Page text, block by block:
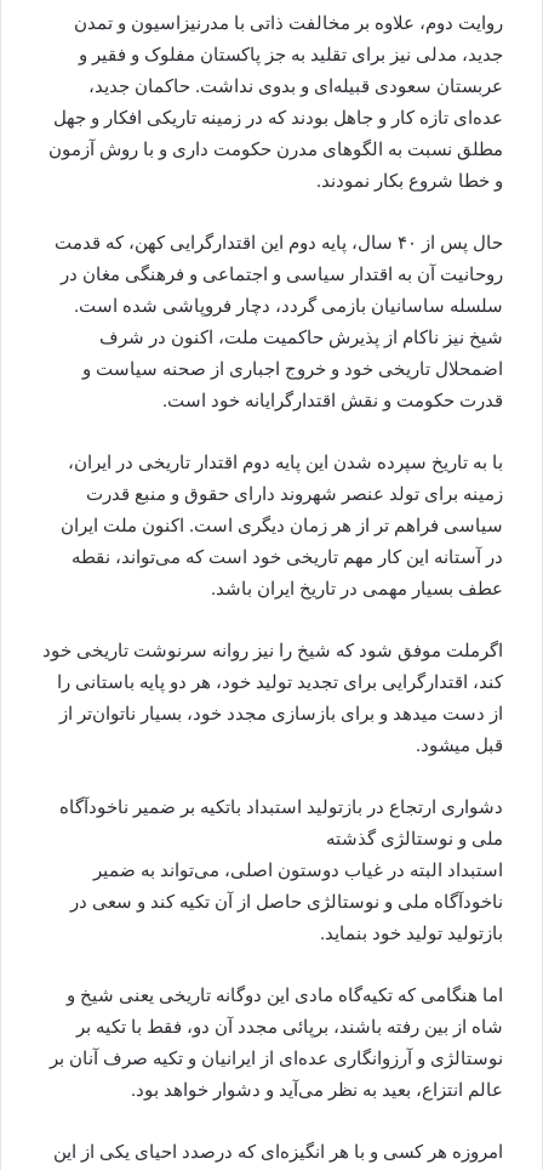
روایت دوم، علاوه بر مخالفت ذاتی با مدرنیزاسیون و تمدن
جدید، مدلی نیز برای تقلید به جز پاکستان مفلوک و فقیر و
عربستان سعودی قبیله‌ای و بدوی نداشت. حاکمان جدید،
عده‌ای تازه کار و جاهل بودند که در زمینه تاریکی افکار و جهل
مطلق نسبت به الگوهای مدرن حکومت داری و با روش آزمون
و خطا شروع بکار نمودند.
حال پس از ۴۰ سال، پایه دوم این اقتدارگرایی کهن، که قدمت
روحانیت آن به اقتدار سیاسی و اجتماعی و فرهنگی مغان در
سلسله ساسانیان بازمی گردد، دچار فروپاشی شده است.
شیخ نیز ناکام از پذیرش حاکمیت ملت، اکنون در شرف
اضمحلال تاریخی خود و خروج اجباری از صحنه سیاست و
قدرت حکومت و نقش اقتدارگرایانه خود است.
با به تاریخ سپرده شدن این پایه دوم اقتدار تاریخی در ایران،
زمینه برای تولد عنصر شهروند دارای حقوق و منبع قدرت
سیاسی فراهم تر از هر زمان دیگری است. اکنون ملت ایران
در آستانه این کار مهم تاریخی خود است که می‌تواند، نقطه
عطف بسیار مهمی در تاریخ ایران باشد.
اگرملت موفق شود که شیخ را نیز روانه سرنوشت تاریخی‌ خود
کند، اقتدارگرایی برای تجدید تولید خود، هر دو پایه باستانی را
از دست میدهد و برای بازسازی مجدد خود، بسیار ناتوان‌تر از
قبل میشود.
دشواری ارتجاع در بازتولید استبداد باتکیه بر ضمیر ناخودآگاه
ملی و نوستالژی گذشته
استبداد البته در غیاب دوستون اصلی، می‌تواند به ضمیر
ناخودآگاه ملی و نوستالژی حاصل از آن تکیه کند و سعی در
بازتولید تولید خود بنماید.
اما هنگامی که تکیه‌گاه مادی این دوگانه تاریخی یعنی شیخ و
شاه از بین رفته‌ باشند، برپائی مجدد آن دو، فقط با تکیه بر
نوستالژی و آرزوانگاری عده‌ای از ایرانیان و تکیه صرف آنان بر
عالم انتزاع، بعید به نظر می‌آید و دشوار خواهد بود.
امروزه هر کسی و با هر انگیزه‌ای که درصدد احیای یکی از این